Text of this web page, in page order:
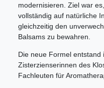
modernisieren. Ziel war
vollständig auf natürliche
gleichzeitig den
Balsams zu bewahren.
Die neue Formel
Zisterzienserinnen des
Fachleuten für